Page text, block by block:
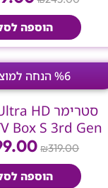
הוספה
%6 הנחה למוצר זה
Box S 3rd Gen
₪319.00
היה:
הוספה